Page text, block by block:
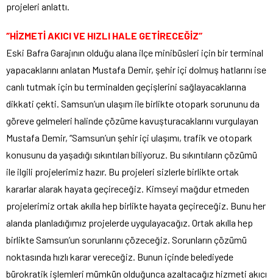
projeleri anlattı.
‘’HİZMETİ AKICI VE HIZLI HALE GETİRECEĞİZ’’
Eski Bafra Garajının olduğu alana ilçe minibüsleri için bir terminal
yapacaklarını anlatan Mustafa Demir, şehir içi dolmuş hatlarını ise
canlı tutmak için bu terminalden geçişlerini sağlayacaklarına
dikkati çekti. Samsun’un ulaşım ile birlikte otopark sorununu da
göreve gelmeleri halinde çözüme kavuşturacaklarını vurgulayan
Mustafa Demir, “Samsun’un şehir içi ulaşımı, trafik ve otopark
konusunu da yaşadığı sıkıntıları biliyoruz. Bu sıkıntıların çözümü
ile ilgili projelerimiz hazır. Bu projeleri sizlerle birlikte ortak
kararlar alarak hayata geçireceğiz. Kimseyi mağdur etmeden
projelerimiz ortak akılla hep birlikte hayata geçireceğiz. Bunu her
alanda planladığımız projelerde uygulayacağız. Ortak akılla hep
birlikte Samsun’un sorunlarını çözeceğiz. Sorunların çözümü
noktasında hızlı karar vereceğiz. Bunun içinde belediyede
bürokratik işlemleri mümkün olduğunca azaltacağız hizmeti akıcı